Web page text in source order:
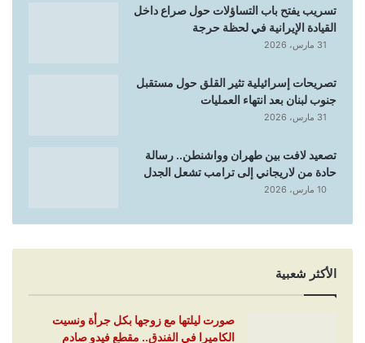
تسريب يفتح باب التساؤلات حول صراع داخل
القيادة الإيرانية في لحظة حرجة
31 مارس، 2026
تصريحات إسرائيلية تثير القلق حول مستقبل
جنوب لبنان بعد انتهاء العمليات
31 مارس، 2026
تصعيد لافت بين طهران وواشنطن.. رسالة
حادة من لاريجاني إلى ترامب تشعل الجدل
10 مارس، 2026
الأكثر شعبية
صورت ليلتها مع زوجها بكل جرأة ونسيت
الكاميرا في الفندق.. مقطع فيدو صادم